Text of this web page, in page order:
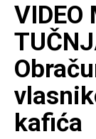
VIDEO
kafića